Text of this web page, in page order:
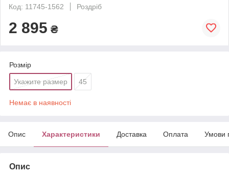
Код: 11745-1562
Роздріб
2 895 ₴
Розмір
Укажите размер 45
Немає в наявності
Опис Характеристики Доставка Оплата Умови
Опис